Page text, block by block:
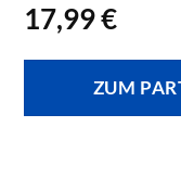
17,99€
ZUM